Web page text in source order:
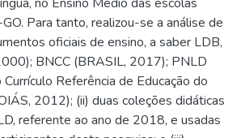
Para tanto, realizou-se a análise de
oficiais de ensino, a saber LDB,
BNCC (BRASIL, 2017); PNLD
Referência de Educação do
2012); (ii) duas coleções didáticas
referente ao ano de 2018, e usadas